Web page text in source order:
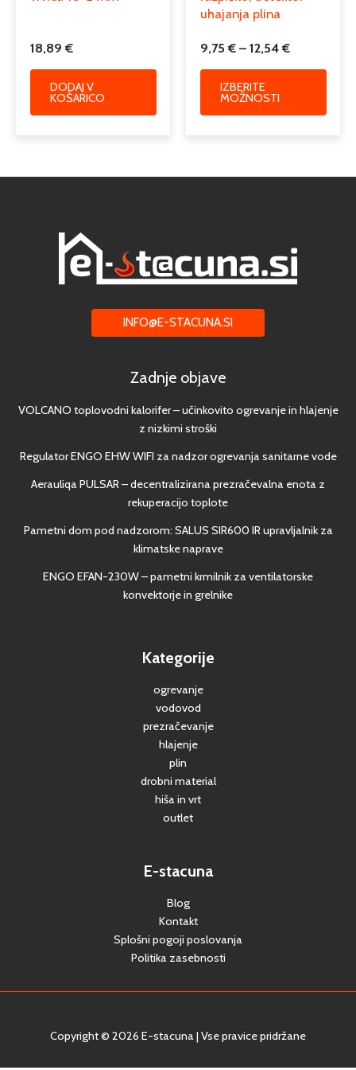
18,89€
DODAJ V
KOŠARICO
uhajanja plina
9,75€ – 12,54€
IZBERITE
MOŽNOSTI
INFO@E-STACUNA.SI
Zadnje objave
VOLCANO toplovodni kalorifer – učinkovito ogrevanje in hlajenje
z nizkimi stroški
Regulator ENGO EHW WIFI za nadzor ogrevanja sanitarne vode
Aerauliqa PULSAR – decentralizirana prezračevalna enota z
rekuperacijo toplote
Pametni dom pod nadzorom: SALUS SIR600 IR upravljalnik za
klimatske naprave
ENGO EFAN-230W – pametni krmilnik za ventilatorske
konvektorje in grelnike
Kategorije
ogrevanje
vodovod
prezračevanje
hlajenje
plin
drobni material
hiša in vrt
outlet
E-stacuna
Blog
Kontakt
Splošni pogoji poslovanja
Politika zasebnosti
Copyright © 2026 E-stacuna | Vse pravice pridržane